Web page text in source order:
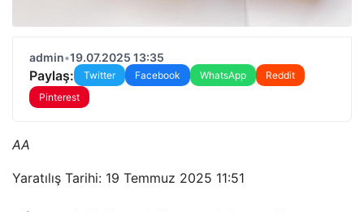
admin•19.07.2025 13:35
Paylaş: Twitter Facebook WhatsApp
Reddit
Pinterest
AA
Yaratılış Tarihi: 19 Temmuz 2025 11:51